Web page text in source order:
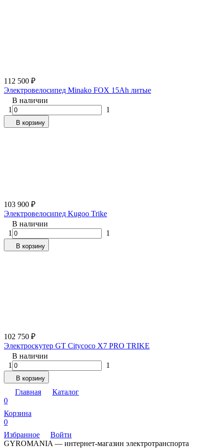
112 500 ₽
Электровелосипед Minako FOX 15Ah литые
В наличии
1
1
В корзину
103 900 ₽
Электровелосипед Kugoo Trike
В наличии
1
1
В корзину
102 750 ₽
Электроскутер GT Citycoco X7 PRO TRIKE
В наличии
1
1
В корзину
Главная
Каталог
0
Корзина
0
Избранное
Войти
GYROMANIA — интернет-магазин электротранспорта